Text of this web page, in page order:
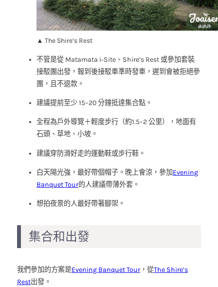
▲ The Shire’s Rest
不管是從 Matamata i‑Site、Shire’s Rest 或參加套裝
接駁團出發，報到後接駁車準時發車，遲到會被拒絕參
團，且不退款。
建議提前至少 15–20 分鐘抵達集合點。
全程為戶外導覽＋輕度步行（約1.5–2 公里），地面有
石頭、草地、小坡。
建議穿防滑好走的運動鞋或步行鞋。
白天陽光強，最好帶個帽子。晚上會涼，參加Evening
Banquet Tour的人建議帶薄外套。
想拍夜景的人最好帶著腳架。
集合和出發
我們參加的方案是Evening Banquet Tour，從The Shire’s
Rest出發。